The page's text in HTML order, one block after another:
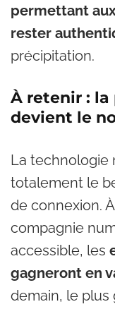
permettant
rester
précipitation.
À retenir : la
devient le
La technologie
totalement le
de connexion.
compagnie
accessible, les
gagneront en
demain, le plus